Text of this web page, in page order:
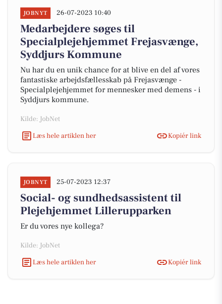
JOBNYT 26-07-2023 10:40
Medarbejdere søges til
Specialplejehjemmet Frejasvænge,
Syddjurs Kommune
Nu har du en unik chance for at blive en del af vores
fantastiske arbejdsfællesskab på Frejasvænge -
Specialplejehjemmet for mennesker med demens - i
Syddjurs kommune.
Kilde: JobNet
Læs hele artiklen her
Kopiér link
JOBNYT 25-07-2023 12:37
Social- og sundhedsassistent til
Plejehjemmet Lillerupparken
Er du vores nye kollega?
Kilde: JobNet
Læs hele artiklen her
Kopiér link